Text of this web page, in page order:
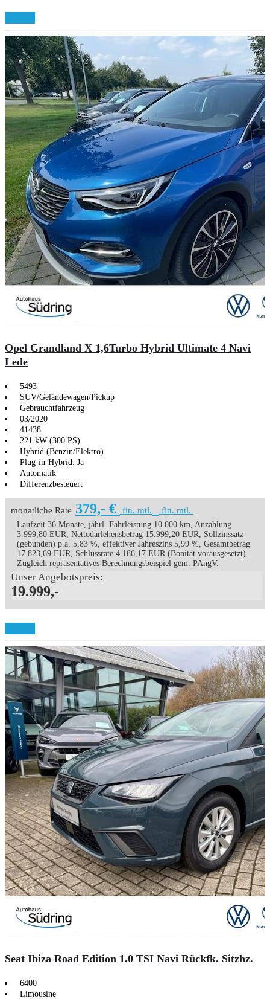
Opel Grandland X 1,6Turbo Hybrid Ultimate 4 Navi
Lede
5493
SUV/Geländewagen/Pickup
Gebrauchtfahrzeug
03/2020
41438
221 kW (300 PS)
Hybrid (Benzin/Elektro)
Plug-in-Hybrid: Ja
Automatik
Differenzbesteuert
monatliche Rate 379,- € fin. mtl. fin. mtl.
Laufzeit 36 Monate, jährl. Fahrleistung 10.000 km, Anzahlung
3.999,80 EUR, Nettodarlehensbetrag 15.999,20 EUR, Sollzinssatz
(gebunden) p.a. 5,83 %, effektiver Jahreszins 5,99 %, Gesamtbetrag
17.823,69 EUR, Schlussrate 4.186,17 EUR (Bonität vorausgesetzt).
Zugleich repräsentatives Berechnungsbeispiel gem. PAngV.
Unser Angebotspreis:
19.999,-
Seat Ibiza Road Edition 1.0 TSI Navi Rückfk. Sitzhz.
6400
Limousine